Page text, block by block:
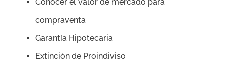
Conocer el valor de mercado para
compraventa
Garantía Hipotecaria
Extinción de Proindiviso